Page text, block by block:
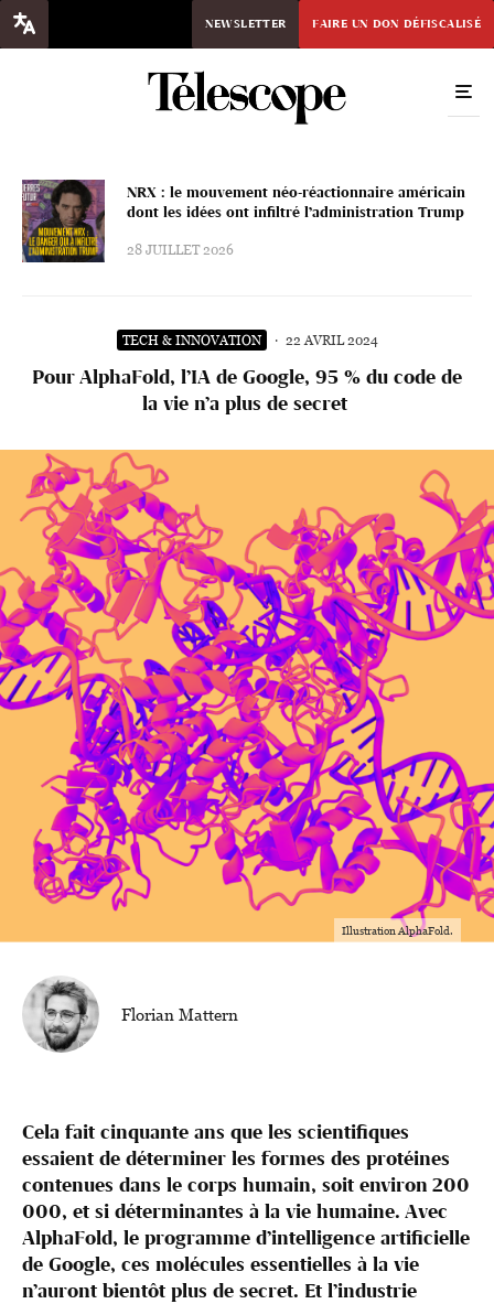
NEWSLETTER FAIRE UN DON DÉFISCALISÉ
NRX : le mouvement néo-réactionnaire américain
dont les idées ont infiltré l’administration Trump
28 JUILLET 2026
TECH & INNOVATION · 22 AVRIL 2024
Pour AlphaFold, l’IA de Google, 95 % du code de
la vie n’a plus de secret
Illustration AlphaFold.
Florian Mattern
Cela fait cinquante ans que les scientifiques
essaient de déterminer les formes des protéines
contenues dans le corps humain, soit environ 200
000, et si déterminantes à la vie humaine. Avec
AlphaFold, le programme d’intelligence artificielle
de Google, ces molécules essentielles à la vie
n’auront bientôt plus de secret. Et l’industrie